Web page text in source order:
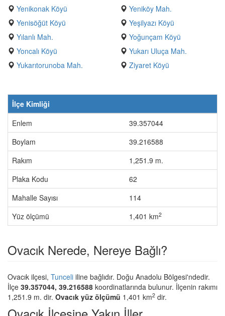
Yenikonak Köyü
Yeniköy Mah.
Yenisöğüt Köyü
Yeşilyazı Köyü
Yılanlı Mah.
Yoğunçam Köyü
Yoncalı Köyü
Yukarı Uluça Mah.
Yukarıtorunoba Mah.
Ziyaret Köyü
İlçe Kimliği
Enlem
39.357044
Boylam
39.216588
Rakım
1,251.9 m.
Plaka Kodu
62
Mahalle Sayısı
114
Yüz ölçümü
1,401 km2
Ovacık Nerede, Nereye Bağlı?
Ovacık ilçesi, Tunceli iline bağlıdır. Doğu Anadolu Bölgesi'ndedir.
İlçe 39.357044, 39.216588 koordinatlarında bulunur. İlçenin rakımı
1,251.9 m. dir. Ovacık yüz ölçümü 1,401 km2 dir.